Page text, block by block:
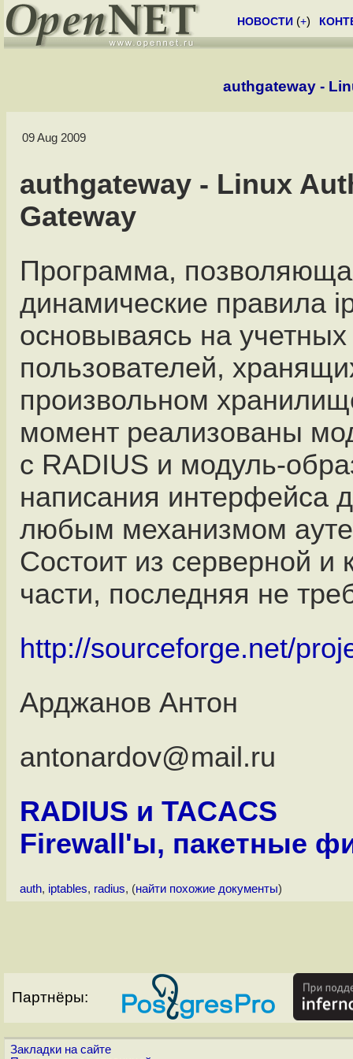
НОВОСТИ (+)
authgateway -
09 Aug 2009
authgateway - Linux
Gateway
Программа,
динамические правила
основываясь на учетных
пользователей,
произвольном
момент реализованы
с RADIUS и модуль-
написания интерфейса
любым механизмом
Состоит из серверной и
части, последняя не
http://sourceforge.net/
Арджанов Антон
antonardov@mail.ru
RADIUS и TACACS
Firewall'ы, пакетные
auth, iptables, radius, (найти похожие документы)
Партнёры:
Закладки на сайте